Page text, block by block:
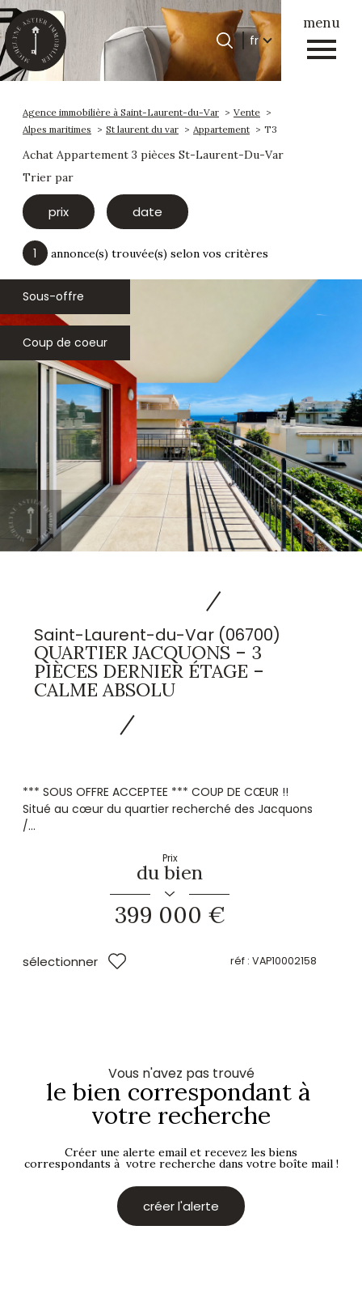
menu
Langue
fr
Accueil 0 Langue
fr
Agence immobilière à Saint-Laurent-du-Var
Vente
Alpes maritimes
St laurent du var Appartement T3
Achat Appartement 3 pièces St-Laurent-Du-Var
Trier par
prix date
1 annonce(s) trouvée(s) selon vos critères
Sous-offre
Coup de coeur
Saint-Laurent-du-Var (06700)
QUARTIER JACQUONS – 3
PIÈCES DERNIER ÉTAGE –
CALME ABSOLU
*** SOUS OFFRE ACCEPTEE *** COUP DE CŒUR !!
Situé au cœur du quartier recherché des Jacquons
/...
Prix
du bien
399 000 €
sélectionner réf : VAP10002158
Vous n'avez pas trouvé
le bien correspondant à
votre recherche
Créer une alerte email et recevez les biens
correspondants à votre recherche dans votre boîte mail !
créer l'alerte